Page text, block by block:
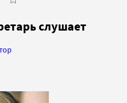
слушает